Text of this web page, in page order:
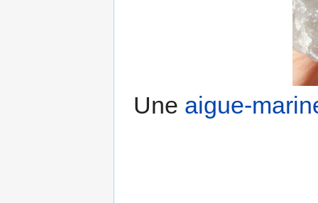
Une aigue-